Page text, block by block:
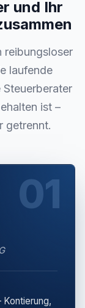
und Ihr
reibungsloser
laufende
ist –
getrennt.
01
Kontierung,